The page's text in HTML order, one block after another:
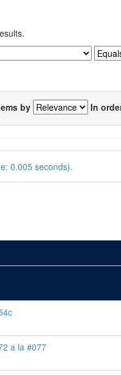
by In
0.005 seconds).
a la #077